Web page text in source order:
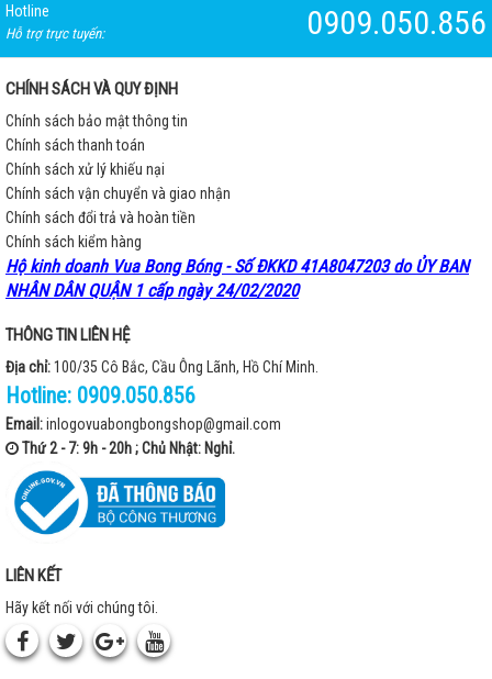
Hotline
Hỗ trợ trực tuyến: 0909.050.856
CHÍNH SÁCH VÀ QUY ĐỊNH
Chính sách bảo mật thông tin
Chính sách thanh toán
Chính sách xử lý khiếu nại
Chính sách vận chuyển và giao nhận
Chính sách đổi trả và hoàn tiền
Chính sách kiểm hàng
Hộ kinh doanh Vua Bong Bóng - Số ĐKKD 41A8047203 do ỦY BAN
NHÂN DÂN QUẬN 1 cấp ngày 24/02/2020
THÔNG TIN LIÊN HỆ
Địa chỉ:100/35 Cô Bắc, Cầu Ông Lãnh, Hồ Chí Minh.
Hotline: 0909.050.856
Email:inlogovuabongbongshop@gmail.com
Thứ 2 - 7: 9h - 20h ; Chủ Nhật: Nghỉ.
LIÊN KẾT
Hãy kết nối với chúng tôi.